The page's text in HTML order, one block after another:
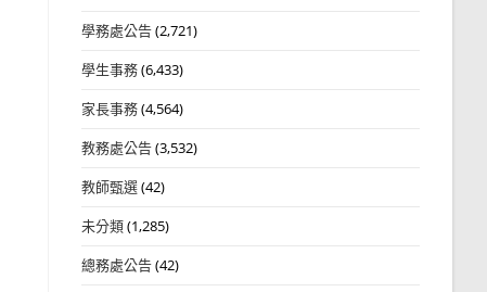
學務處公告(2,721)
學生事務(6,433)
家長事務(4,564)
教務處公告(3,532)
教師甄選(42)
未分類(1,285)
總務處公告(42)